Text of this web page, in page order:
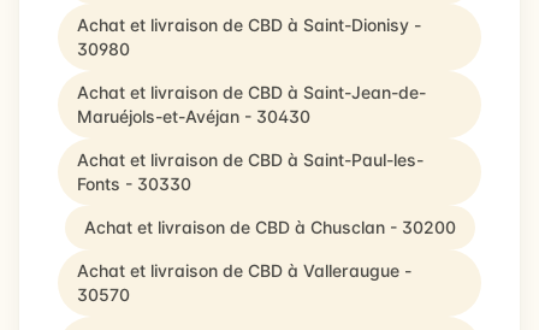
Achat et livraison de CBD à Saint-Dionisy -
30980
Achat et livraison de CBD à Saint-Jean-de-
Maruéjols-et-Avéjan - 30430
Achat et livraison de CBD à Saint-Paul-les-
Fonts - 30330
Achat et livraison de CBD à Chusclan - 30200
Achat et livraison de CBD à Valleraugue -
30570